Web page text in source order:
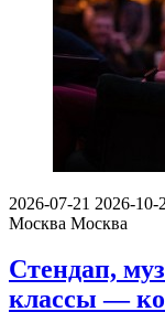
2026-07-21 2026-10-
Москва Москва
Стендап,
классы —